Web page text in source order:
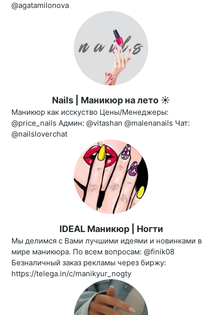
@agatamilonova
Nails | Маникюр на лето ☀️
Маникюр как исскуство Цены/Менеджеры:
@price_nails Админ: @vitashan @malenanails Чат:
@nailsloverchat
IDEAL Маникюр | Ногти
Мы делимся с Вами лучшими идеями и новинками в
мире маникюра. По всем вопросам: @finik08
Безналичный заказ рекламы через биржу:
https://telega.in/c/manikyur_nogty